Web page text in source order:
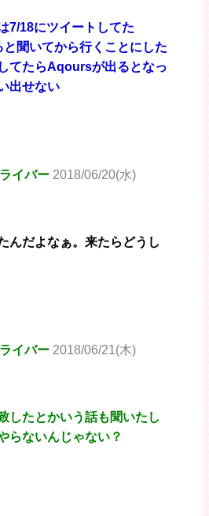
7/18にツイートしてた
聞いてから行くことにした
てたらAqoursが出るとなっ
出せない
イバー 2018/06/20(水)
んだよなぁ。来たらどうし
イバー 2018/06/21(木)
したとかいう話も聞いたし
らないんじゃない？